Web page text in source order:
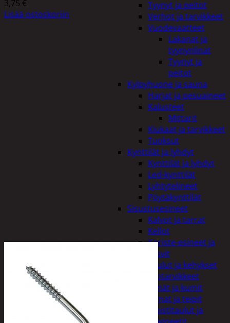
Tyynyt ja peitot
Verhot ja tarvikkeet
Vuodevaatteet
Lakanat ja
tyynynlinat
Tyynyt ja
peitot
Kylpyhuone ja sauna
Harjat ja pesuaineet
Kalusteet
Mittarit
Kiukaat ja tarvikkeet
Tuoksut
Kynttilät ja lyhdyt
Kynttilät ja lyhdyt
Led-kynttilät
Lyhtytelineet
Pöytäkynttilät
Sisustusesineet
Kalvot ja tarrat
Kellot
Koriste-esineet ja
kasvit
Taulut ja kehykset
Toimistotarvikkeet
Kynät ja kumit
Liimat ja teipit
Muistitaulut ja
3,75 €
Lisää ostoskoriin